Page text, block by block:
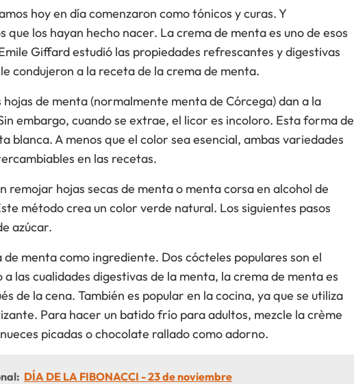
hoy en día comenzaron como tónicos y curas. Y
los hayan hecho nacer. La crema de menta es uno de esos
Giffard estudió las propiedades refrescantes y digestivas
condujeron a la receta de la crema de menta.
de menta (normalmente menta de Córcega) dan a la
embargo, cuando se extrae, el licor es incoloro. Esta forma de
blanca. A menos que el color sea esencial, ambas variedades
en las recetas.
remojar hojas secas de menta o menta corsa en alcohol de
método crea un color verde natural. Los siguientes pasos
azúcar.
menta como ingrediente. Dos cócteles populares son el
las cualidades digestivas de la menta, la crema de menta es
de la cena. También es popular en la cocina, ya que se utiliza
Para hacer un batido frío para adultos, mezcle la crème
picadas o chocolate rallado como adorno.
DÍA DE LA FIBONACCI - 23 de noviembre